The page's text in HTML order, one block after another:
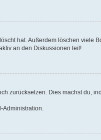
hat. Außerdem löschen viele
an den Diskussionen teil!
zurücksetzen. Dies machst du,